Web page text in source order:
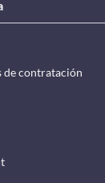
de contratación